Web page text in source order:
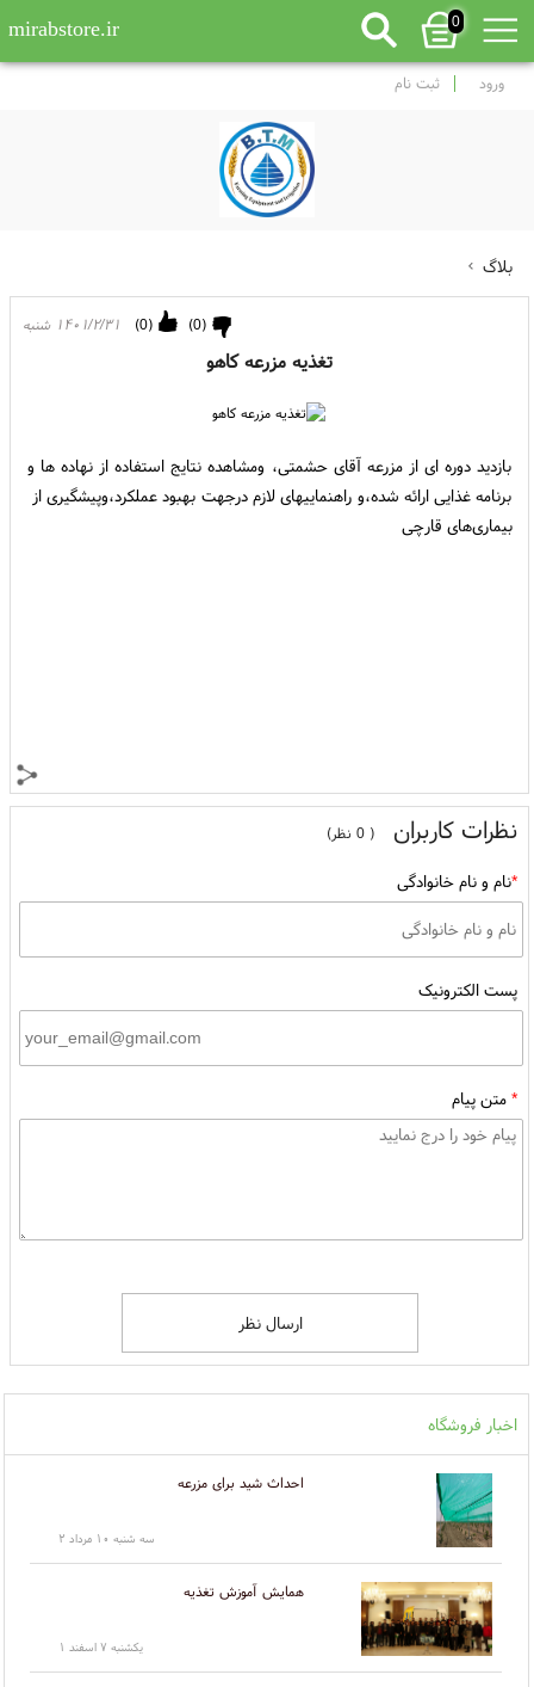
0
mirabstore.ir
ورود ثبت نام
بلاگ
۱۴۰۱/۲/۳۱ شنبه (
0
) (
0
)
تغذیه مزرعه کاهو
بازدید دوره ای از مزرعه آقای حشمتی، ومشاهده نتایج استفاده از نهاده ها و
برنامه غذایی ارائه شده،و راهنماییهای لازم درجهت بهبود عملکرد،وپیشگیری از
بیماری‌های قارچی
نظرات کاربران ( 0 نظر)
*نام و نام خانوادگی
پست الکترونیک
*متن پیام
ارسال نظر
اخبار فروشگاه
احداث شید برای مزرعه
سه شنبه ۱۰ مرداد ۲
همایش آموزش تغذیه
يكشنبه ۷ اسفند ۱